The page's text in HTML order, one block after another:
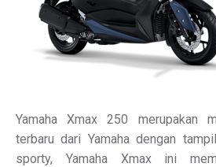
Yamaha Xmax 250 merupakan
terbaru dari Yamaha dengan
sporty, Yamaha Xmax ini